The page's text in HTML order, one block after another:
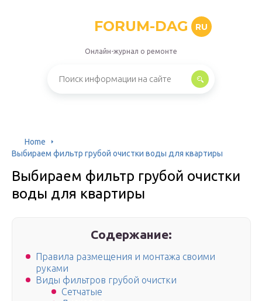
FORUM-DAG RU
Онлайн-журнал о ремонте
Home
Выбираем фильтр грубой очистки воды для квартиры
Выбираем фильтр грубой очистки
воды для квартиры
Содержание:
Правила размещения и монтажа своими
руками
Виды фильтров грубой очистки
Сетчатые